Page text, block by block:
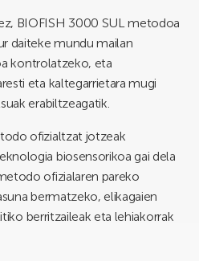
BIOFISH 3000 SUL metodoa
daiteke mundu mailan
kontrolatzeko, eta
eta kaltegarrietara mugi
erabiltzeagatik.
ofizialtzat jotzeak
biosensorikoa gai dela
ofizialaren pareko
bermatzeko, elikagaien
berritzaileak eta lehiakorrak